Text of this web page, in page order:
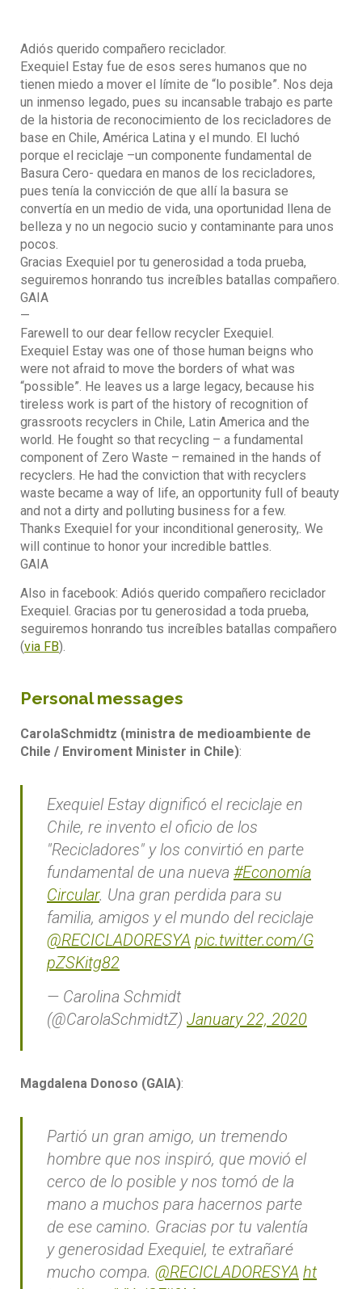
Adiós querido compañero reciclador.
Exequiel Estay fue de esos seres humanos que no
tienen miedo a mover el límite de “lo posible”. Nos deja
un inmenso legado, pues su incansable trabajo es parte
de la historia de reconocimiento de los recicladores de
base en Chile, América Latina y el mundo. El luchó
porque el reciclaje –un componente fundamental de
Basura Cero- quedara en manos de los recicladores,
pues tenía la convicción de que allí la basura se
convertía en un medio de vida, una oportunidad llena de
belleza y no un negocio sucio y contaminante para unos
pocos.
Gracias Exequiel por tu generosidad a toda prueba,
seguiremos honrando tus increíbles batallas compañero.
GAIA
—
Farewell to our dear fellow recycler Exequiel.
Exequiel Estay was one of those human beigns who
were not afraid to move the borders of what was
“possible”. He leaves us a large legacy, because his
tireless work is part of the history of recognition of
grassroots recyclers in Chile, Latin America and the
world. He fought so that recycling – a fundamental
component of Zero Waste – remained in the hands of
recyclers. He had the conviction that with recyclers
waste became a way of life, an opportunity full of beauty
and not a dirty and polluting business for a few.
Thanks Exequiel for your inconditional generosity,. We
will continue to honor your incredible battles.
GAIA
Also in facebook: Adiós querido compañero reciclador
Exequiel. Gracias por tu generosidad a toda prueba,
seguiremos honrando tus increíbles batallas compañero
(via FB).
Personal messages
CarolaSchmidtz (ministra de medioambiente de
Chile / Enviroment Minister in Chile):
Exequiel Estay dignificó el reciclaje en
Chile, re invento el oficio de los
"Recicladores" y los convirtió en parte
fundamental de una nueva #Economía
Circular. Una gran perdida para su
familia, amigos y el mundo del reciclaje
@RECICLADORESYA pic.twitter.com/G
pZSKitg82
— Carolina Schmidt
(@CarolaSchmidtZ) January 22, 2020
Magdalena Donoso (GAIA):
Partió un gran amigo, un tremendo
hombre que nos inspiró, que movió el
cerco de lo posible y nos tomó de la
mano a muchos para hacernos parte
de ese camino. Gracias por tu valentía
y generosidad Exequiel, te extrañaré
mucho compa. @RECICLADORESYA ht